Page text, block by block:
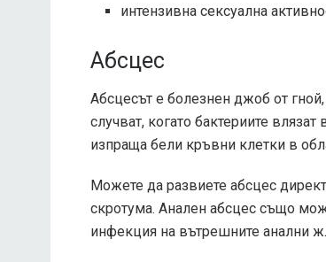
интензивна сексуална
Абсцес
Абсцесът е болезнен джоб от
случват, когато бактериите
изпраща бели кръвни клетки в
Можете да развиете абсцес
скротума. Анален абсцес също
инфекция на вътрешните анални